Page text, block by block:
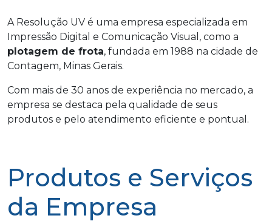
A Resolução UV é uma empresa especializada em
Impressão Digital e Comunicação Visual, como a
plotagem de frota, fundada em 1988 na cidade de
Contagem, Minas Gerais.
Com mais de 30 anos de experiência no mercado, a
empresa se destaca pela qualidade de seus
produtos e pelo atendimento eficiente e pontual.
Produtos e Serviços
da Empresa